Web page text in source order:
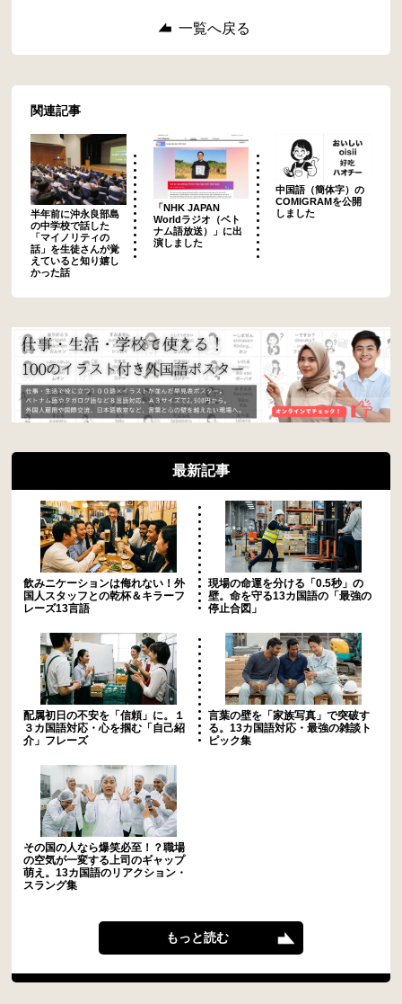
一覧へ戻る
関連記事
半年前に沖永良部島
の中学校で話した
「マイノリティの
話」を生徒さんが覚
えていると知り嬉し
かった話
「NHK JAPAN
Worldラジオ（ベト
ナム語放送）」に出
演しました
中国語（簡体字）の
COMIGRAMを公開
しました
最新記事
飲みニケーションは侮れない！外
国人スタッフとの乾杯＆キラーフ
レーズ13言語
現場の命運を分ける「0.5秒」の
壁。命を守る13カ国語の「最強の
停止合図」
配属初日の不安を「信頼」に。１
３カ国語対応・心を掴む「自己紹
介」フレーズ
言葉の壁を「家族写真」で突破す
る。13カ国語対応・最強の雑談ト
ピック集
その国の人なら爆笑必至！？職場
の空気が一変する上司のギャップ
萌え。13カ国語のリアクション・
スラング集
もっと読む